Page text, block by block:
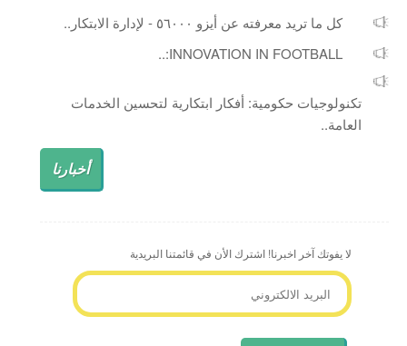
كل ما تريد معرفته عن أيزو ٥٦٠٠٠ - لإدارة الابتكار..
INNOVATION IN FOOTBALL:..
تكنولوجيات حكومية: أفكار ابتكارية لتحسين الخدمات
العامة..
أخبارنا
لا يفوتك آخر اخبرنا! اشترك الأن في قائمتنا البريدية